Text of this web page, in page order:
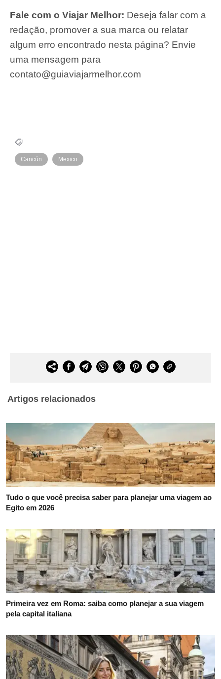
Fale com o Viajar Melhor: Deseja falar com a
redação, promover a sua marca ou relatar
algum erro encontrado nesta página? Envie
uma mensagem para
contato@guiaviajarmelhor.com
Cancún Mexico
Artigos relacionados
Tudo o que você precisa saber para planejar uma viagem ao
Egito em 2026
Primeira vez em Roma: saiba como planejar a sua viagem
pela capital italiana